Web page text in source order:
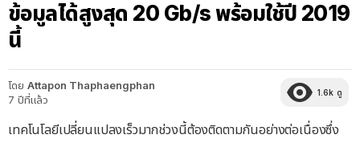
ข้อมูลได้สูงสุด 20 Gb/s พร้อมใช้ปี 2019
นี้
โดย Attapon Thaphaengphan
7 ปีที่แล้ว
1.6k ดู
เทคโนโลยีเปลี่ยนแปลงเร็วมากช่วงนี้ต้องติดตามกันอย่างต่อเนื่องซึ่ง